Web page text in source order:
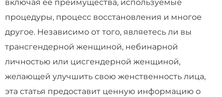
включая ее преимущества, используемые
процедуры, процесс восстановления и многое
другое. Независимо от того, являетесь ли вы
трансгендерной женщиной, небинарной
личностью или цисгендерной женщиной,
желающей улучшить свою женственность лица,
эта статья предоставит ценную информацию о